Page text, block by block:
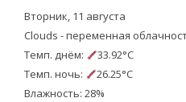
Вторник, 11 августа
Clouds - переменная
Темп. днём:
33.92°C
Темп. ночь:
26.25°C
Влажность: 28%